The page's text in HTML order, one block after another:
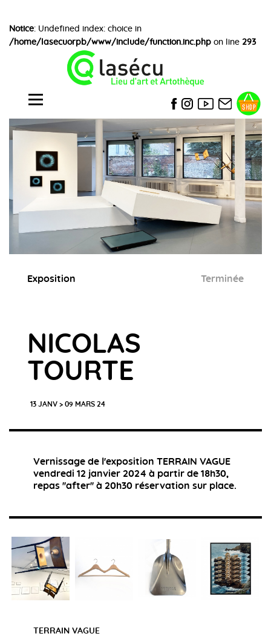
Notice: Undefined index: choice in
/home/lasecuorpb/www/include/function.inc.php on line 293
Exposition Terminée
NICOLAS
TOURTE
13 JANV > 09 MARS 24
Vernissage de l'exposition TERRAIN VAGUE
vendredi 12 janvier 2024 à partir de 18h30,
repas ''after'' à 20h30 réservation sur place.
TERRAIN VAGUE